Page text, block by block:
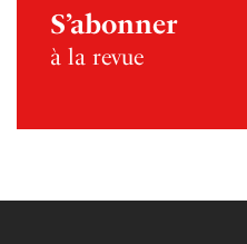
S’abonner
à la revue